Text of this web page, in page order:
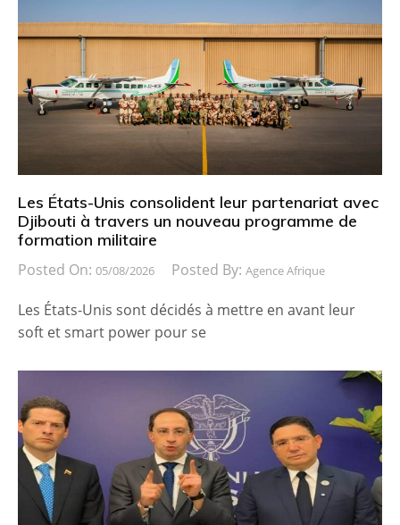
Les États-Unis consolident leur partenariat avec
Djibouti à travers un nouveau programme de
formation militaire
Posted On: 05/08/2026 Posted By: Agence Afrique
Les États-Unis sont décidés à mettre en avant leur
soft et smart power pour se